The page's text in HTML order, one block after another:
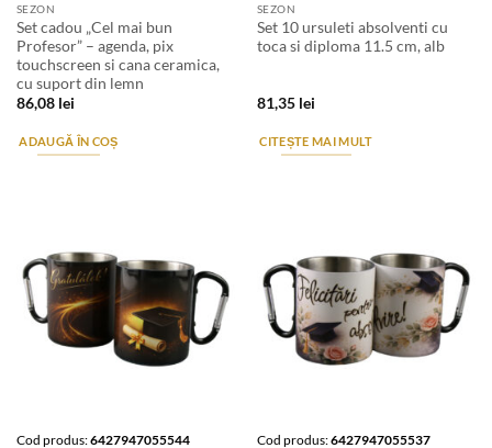
SEZON
Set cadou „Cel mai bun
Profesor” – agenda, pix
touchscreen si cana ceramica,
cu suport din lemn
86,08 lei
ADAUGĂ ÎN COȘ
SEZON
Set 10 ursuleti absolventi cu
toca si diploma 11.5 cm, alb
81,35 lei
CITEȘTE MAI MULT
Cod produs:6427947055544 Cod produs:6427947055537